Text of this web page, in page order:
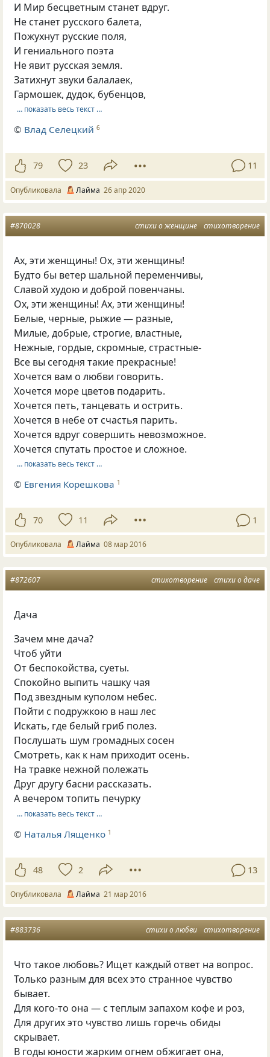
И Мир бесцветным станет вдруг.
Не станет русского балета,
Пожухнут русские поля,
И гениального поэта
Не явит русская земля.
Затихнут звуки балалаек,
Гармошек, дудок, бубенцов,
… показать весь текст …
© Влад Селецкий 6
79 23 11
Опубликовала Лайма 26 апр 2020
стихи о женщине стихотворение
#870028
Ах, эти женщины! Ох, эти женщины!
Будто бы ветер шальной переменчивы,
Славой худою и доброй повенчаны.
Ох, эти женщины! Ах, эти женщины!
Белые, черные, рыжие — разные,
Милые, добрые, строгие, властные,
Нежные, гордые, скромные, страстные-
Все вы сегодня такие прекрасные!
Хочется вам о любви говорить.
Хочется море цветов подарить.
Хочется петь, танцевать и острить.
Хочется в небе от счастья парить.
Хочется вдруг совершить невозможное.
Хочется спутать простое и сложное.
… показать весь текст …
© Евгения Корешкова 1
70 11 1
Опубликовала Лайма 08 мар 2016
стихотворение стихи о даче
#872607
Дача
Зачем мне дача?
Чтоб уйти
От беспокойства, суеты.
Спокойно выпить чашку чая
Под звездным куполом небес.
Пойти с подружкою в наш лес
Искать, где белый гриб полез.
Послушать шум громадных сосен
Смотреть, как к нам приходит осень.
На травке нежной полежать
Друг другу басни рассказать.
А вечером топить печурку
… показать весь текст …
© Наталья Лященко 1
48 2 13
Опубликовала Лайма 21 мар 2016
стихи о любви стихотворение
#883736
Что такое любовь? Ищет каждый ответ на вопрос.
Только разным для всех это странное чувство
бывает.
Для кого-то она — с теплым запахом кофе и роз,
Для других это чувство лишь горечь обиды
скрывает.
В годы юности жарким огнем обжигает она,